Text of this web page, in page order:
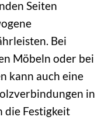
Seiten
Bei
Möbeln oder bei
kann auch eine
in
die Festigkeit